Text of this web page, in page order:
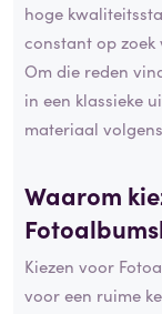
hoge
constant op
Om die reden
in een klassieke
materiaal
Waarom
Kiezen voor
voor een ruime